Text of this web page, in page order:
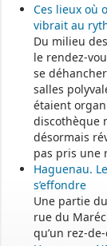
Ces lieux où
vibrait au
Du milieu
le rendez-
se
salles
étaient
discothèque
désormais
pas pris une
Haguenau.
s’effondre
Une partie
rue du
qu’un rez-